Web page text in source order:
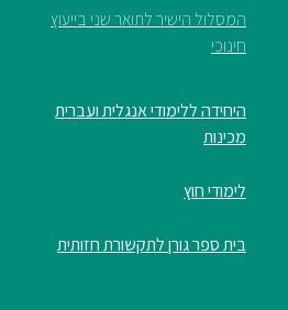
המסלול הישיר לתואר שני בייעוץ
חינוכי
היחידה ללימודי אנגלית ועברית
מכינות
לימודי חוץ
בית ספר גורן לתקשורת חזותית